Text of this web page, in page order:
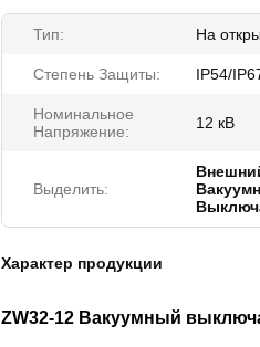
Тип: На
Степень Защиты: IP54/
Номинальное
Напряжение:
12 кВ
Выделить:
Характер продукции
ZW32-12 Вакуумный